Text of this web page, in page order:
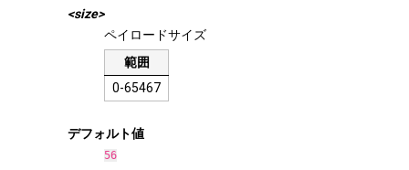
<size>
ペイロードサイズ
範囲
0-65467
デフォルト値
56